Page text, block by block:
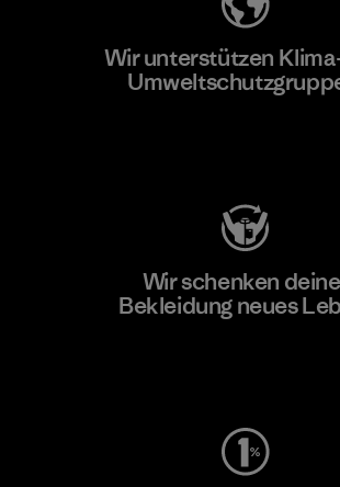
Wir unterstützen
Wir schenken
Bekleidung neues